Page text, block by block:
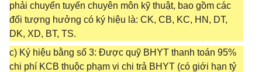
phải chuyển tuyến chuyên môn kỹ thuật, bao gồm các
đối tượng hưởng có ký hiệu là: CK, CB, KC, HN, DT,
DK, XD, BT, TS.
c) Ký hiệu bằng số 3: Được quỹ BHYT thanh toán 95%
chi phí KCB thuộc phạm vi chi trả BHYT (có giới hạn tỷ